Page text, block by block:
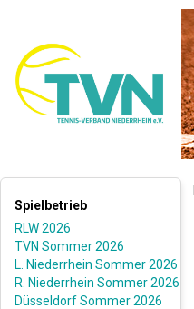
Spielbetrieb
RLW 2026
TVN Sommer 2026
L. Niederrhein Sommer 2026
R. Niederrhein Sommer 2026
Düsseldorf Sommer 2026